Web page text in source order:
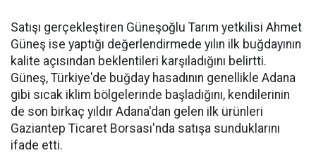
Satışı gerçekleştiren Güneşoğlu Tarım yetkilisi Ahmet
Güneş ise yaptığı değerlendirmede yılın ilk buğdayının
kalite açısından beklentileri karşıladığını belirtti.
Güneş, Türkiye'de buğday hasadının genellikle Adana
gibi sıcak iklim bölgelerinde başladığını, kendilerinin
de son birkaç yıldır Adana'dan gelen ilk ürünleri
Gaziantep Ticaret Borsası'nda satışa sunduklarını
ifade etti.